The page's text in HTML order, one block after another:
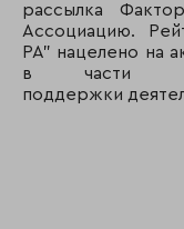
рассылка
Ассоциацию.
РА" нацелено на
в части
поддержки